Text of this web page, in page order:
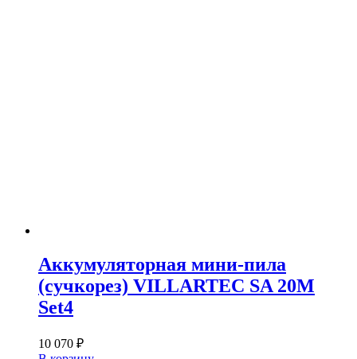
Аккумуляторная мини-пила
(сучкорез) VILLARTEC SA 20M
Set4
10 070 ₽